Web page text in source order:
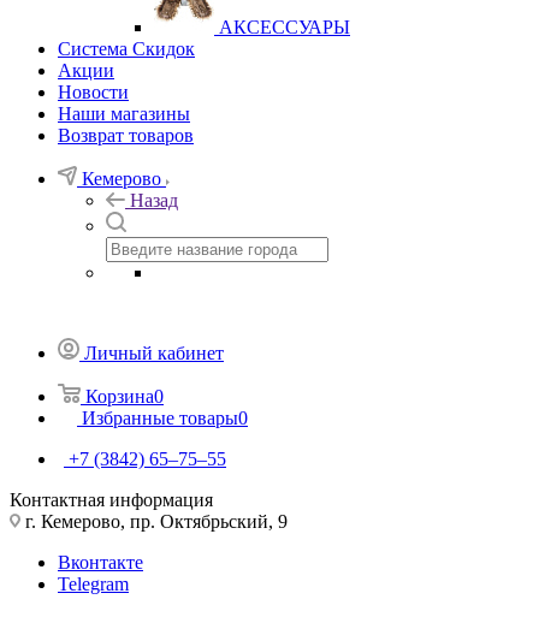
АКСЕССУАРЫ
Система Скидок
Акции
Новости
Наши магазины
Возврат товаров
Кемерово
Назад
Личный кабинет
Корзина0
Избранные товары0
+7 (3842) 65–75–55
Контактная информация
г. Кемерово, пр. Октябрьский, 9
Вконтакте
Telegram